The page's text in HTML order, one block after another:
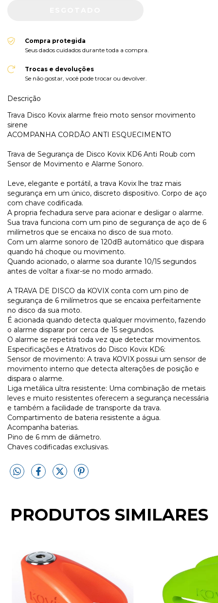
Compra protegida
Seus dados cuidados durante toda a compra.
Trocas e devoluções
Se não gostar, você pode trocar ou devolver.
Descrição
Trava Disco Kovix alarme freio moto sensor movimento
sirene
ACOMPANHA CORDÃO ANTI ESQUECIMENTO
Trava de Segurança de Disco Kovix KD6 Anti Roub com
Sensor de Movimento e Alarme Sonoro.
Leve, elegante e portátil, a trava Kovix lhe traz mais
segurança em um único, discreto dispositivo. Corpo de aço
com chave codificada.
A propria fechadura serve para acionar e desligar o alarme.
Sua trava funciona com um pino de segurança de aço de 6
milímetros que se encaixa no disco de sua moto.
Com um alarme sonoro de 120dB automático que dispara
quando há choque ou movimento.
Quando acionado, o alarme soa durante 10/15 segundos
antes de voltar a fixar-se no modo armado.
A TRAVA DE DISCO da KOVIX conta com um pino de
segurança de 6 milímetros que se encaixa perfeitamente
no disco da sua moto.
É acionada quando detecta qualquer movimento, fazendo
o alarme disparar por cerca de 15 segundos.
O alarme se repetirá toda vez que detectar movimentos.
Especificações e Atrativos do Disco Kovix KD6:
Sensor de movimento: A trava KOVIX possui um sensor de
movimento interno que detecta alterações de posição e
dispara o alarme.
Liga metálica ultra resistente: Uma combinação de metais
leves e muito resistentes oferecem a segurança necessária
e também a facilidade de transporte da trava.
Compartimento de bateria resistente a água.
Acompanha baterias.
Pino de 6 mm de diâmetro.
Chaves codificadas exclusivas.
PRODUTOS SIMILARES